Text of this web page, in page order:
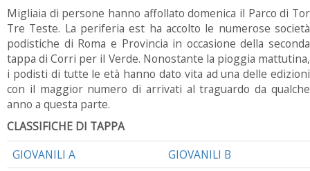
Migliaia di persone hanno affollato domenica il Parco di Tor
Tre Teste. La periferia est ha accolto le numerose società
podistiche di Roma e Provincia in occasione della seconda
tappa di Corri per il Verde. Nonostante la pioggia mattutina,
i podisti di tutte le età hanno dato vita ad una delle edizioni
con il maggior numero di arrivati al traguardo da qualche
anno a questa parte.
CLASSIFICHE DI TAPPA
GIOVANILI A
GIOVANILI B